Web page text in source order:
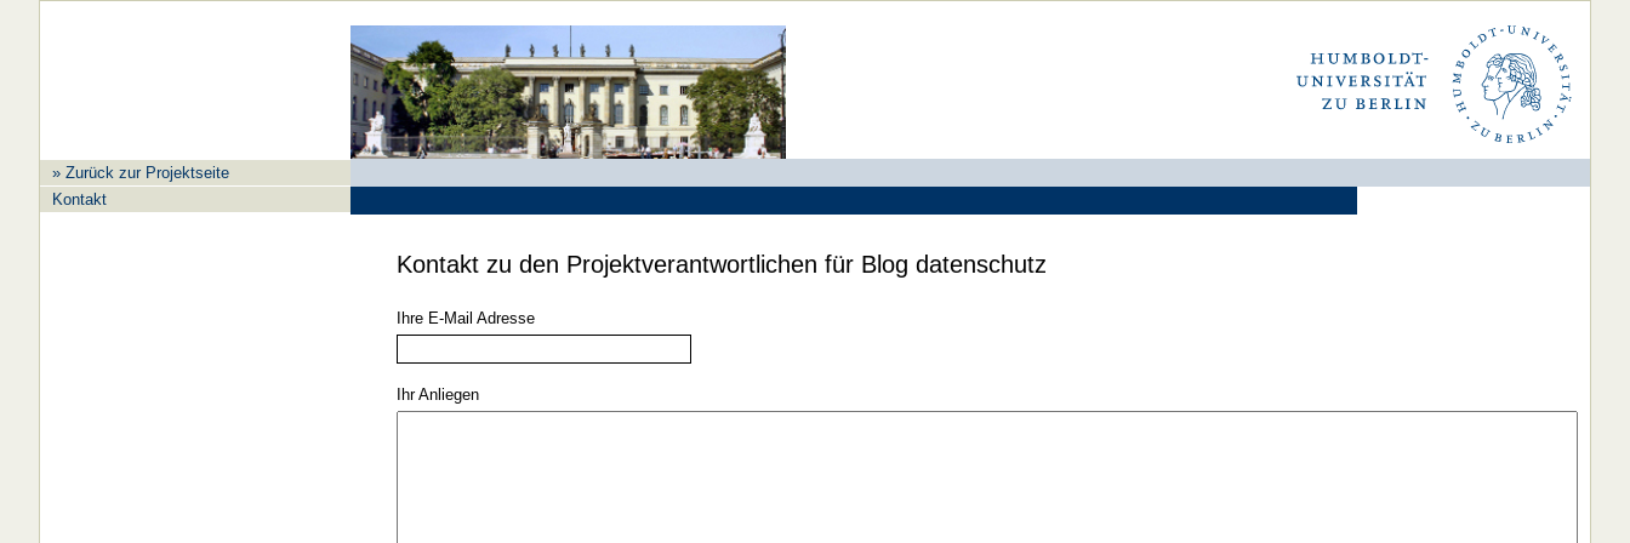
» Zurück zur Projektseite
Kontakt
Kontakt zu den Projektverantwortlichen für Blog datenschutz
Ihre E-Mail Adresse
Ihr Anliegen